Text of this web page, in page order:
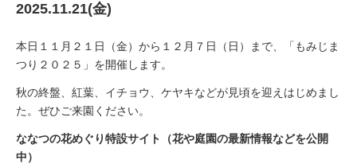
2025.11.21(金)
本日１１月２１日（金）から１２月７日（日）まで、「もみじま
つり２０２５」を開催します。
秋の終盤、紅葉、イチョウ、ケヤキなどが見頃を迎えはじめまし
た。ぜひご来園ください。
ななつの花めぐり特設サイト（花や庭園の最新情報などを公開
中）